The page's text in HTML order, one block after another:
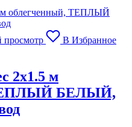
просмотр
В Избранное
2х1.5 м
БЕЛЫЙ,